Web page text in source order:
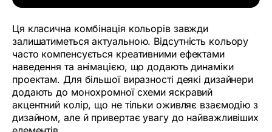
Ця класична комбінація кольорів завжди
залишатиметься актуальною. Відсутність кольору
часто компенсується креативними ефектами
наведення та анімацією, що додають динаміки
проектам. Для більшої виразності деякі дизайнери
додають до монохромної схеми яскравий
акцентний колір, що не тільки оживляє взаємодію з
дизайном, але й привертає увагу до найважливіших